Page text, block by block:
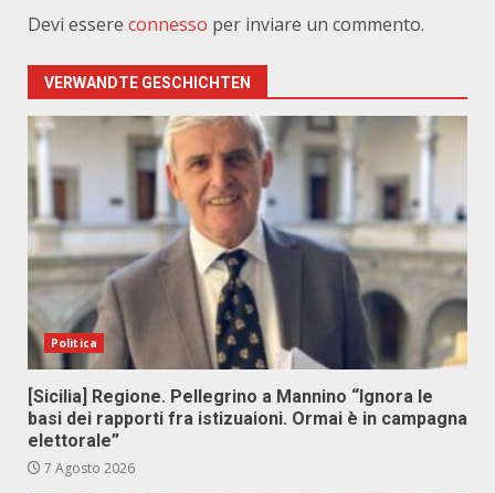
Devi essere connesso per inviare un commento.
VERWANDTE GESCHICHTEN
Politica
[Sicilia] Regione. Pellegrino a Mannino “Ignora le
basi dei rapporti fra istizuaioni. Ormai è in campagna
elettorale”
7 Agosto 2026